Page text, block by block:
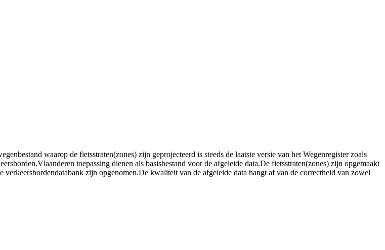
waarop de fietsstraten(zones) zijn geprojecteerd is steeds de laatste versie van het Wegenregister zoals
toepassing dienen als basisbestand voor de afgeleide data.De fietsstraten(zones) zijn opgemaakt
zijn opgenomen.De kwaliteit van de afgeleide data hangt af van de correctheid van zowel